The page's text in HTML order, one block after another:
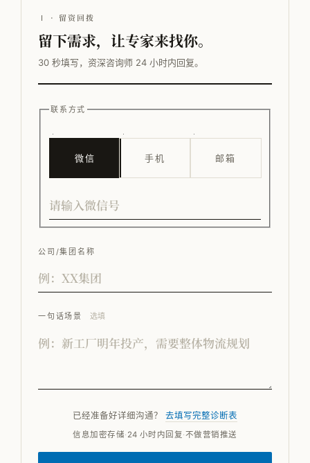
Ⅰ · 留资回拨
留下需求，让专家来找你。
30 秒填写，资深咨询师 24 小时内回复。
联系方式
微信 手机 邮箱
公司/集团名称
一句话场景 选填
已经准备好详细沟通？ 去填写完整诊断表
信息加密存储· 24 小时内回复·不做营销推送